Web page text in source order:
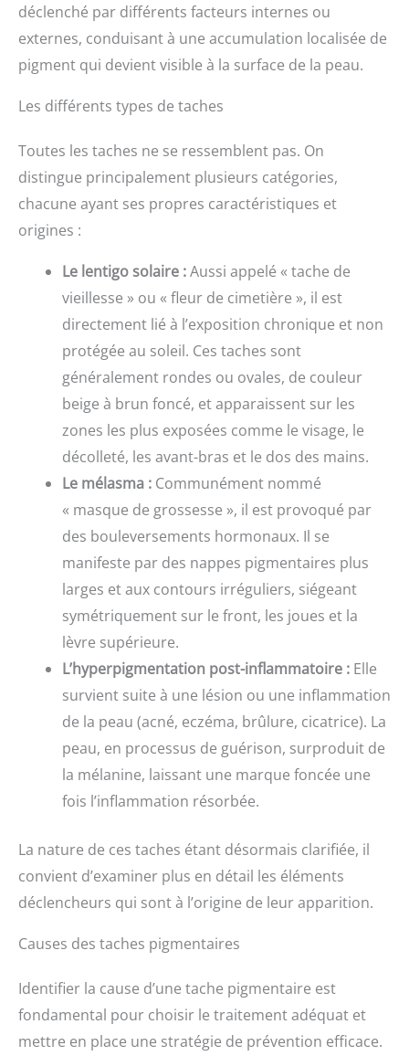
déclenché par différents facteurs internes ou
externes, conduisant à une accumulation localisée de
pigment qui devient visible à la surface de la peau.
Les différents types de taches
Toutes les taches ne se ressemblent pas. On
distingue principalement plusieurs catégories,
chacune ayant ses propres caractéristiques et
origines :
Le lentigo solaire :Aussi appelé « tache de
vieillesse » ou « fleur de cimetière », il est
directement lié à l’exposition chronique et non
protégée au soleil. Ces taches sont
généralement rondes ou ovales, de couleur
beige à brun foncé, et apparaissent sur les
zones les plus exposées comme le visage, le
décolleté, les avant-bras et le dos des mains.
Le mélasma : Communément nommé
« masque de grossesse », il est provoqué par
des bouleversements hormonaux. Il se
manifeste par des nappes pigmentaires plus
larges et aux contours irréguliers, siégeant
symétriquement sur le front, les joues et la
lèvre supérieure.
L’hyperpigmentation post-inflammatoire : Elle
survient suite à une lésion ou une inflammation
de la peau (acné, eczéma, brûlure, cicatrice). La
peau, en processus de guérison, surproduit de
la mélanine, laissant une marque foncée une
fois l’inflammation résorbée.
La nature de ces taches étant désormais clarifiée, il
convient d’examiner plus en détail les éléments
déclencheurs qui sont à l’origine de leur apparition.
Causes des taches pigmentaires
Identifier la cause d’une tache pigmentaire est
fondamental pour choisir le traitement adéquat et
mettre en place une stratégie de prévention efficace.